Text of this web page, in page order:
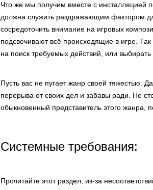
Что же мы получим вместе с инсталляцией
должна служить раздражающим фактором
сосредоточить внимание на игровых
подсвечивают всё происходящие в игре.
на поиск требуемых действий, или
Пусть вас не пугает жанр своей тяжестью.
перерыва от своих дел и забавы ради. Не
обыкновенный представитель этого жанра,
Системные требования:
Прочитайте этот раздел, из-за